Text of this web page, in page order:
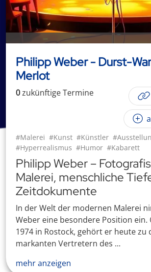
Philipp Weber - Durst-
Merlot
0zukünftigeTermine
#Malerei #Kunst #Künstler
#Hyperrealismus #Humor #Kabarett
Philipp Weber –
Malerei, menschliche
Zeitdokumente
In der Welt der modernen Malerei
Weber eine besondere Position ein.
1974 in Rostock, gehört er heute zu
markanten Vertretern des ...
mehr anzeigen